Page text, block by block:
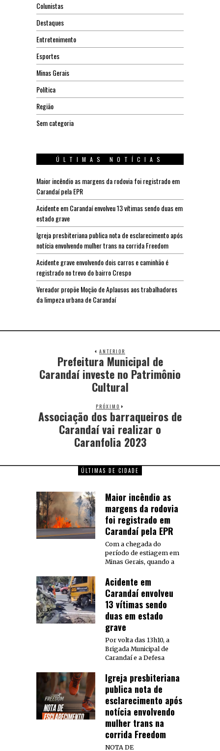
Colunistas
Destaques
Entretenimento
Esportes
Minas Gerais
Política
Região
Sem categoria
ÚLTIMAS NOTÍCIAS
Maior incêndio as margens da rodovia foi registrado em
Carandaí pela EPR
Acidente em Carandaí envolveu 13 vítimas sendo duas em
estado grave
Igreja presbiteriana publica nota de esclarecimento após
notícia envolvendo mulher trans na corrida Freedom
Acidente grave envolvendo dois carros e caminhão é
registrado no trevo do bairro Crespo
Vereador propõe Moção de Aplausos aos trabalhadores
da limpeza urbana de Carandaí
ANTERIOR
Prefeitura Municipal de
Carandaí investe no Patrimônio
Cultural
PRÓXIMO
Associação dos barraqueiros de
Carandaí vai realizar o
Caranfolia 2023
ÚLTIMAS DE CIDADE
Maior incêndio as
margens da rodovia
foi registrado em
Carandaí pela EPR
Com a chegada do
período de estiagem em
Minas Gerais, quando a
Acidente em
Carandaí envolveu
13 vítimas sendo
duas em estado
grave
Por volta das 13h10, a
Brigada Municipal de
Carandaí e a Defesa
Igreja presbiteriana
publica nota de
esclarecimento após
notícia envolvendo
mulher trans na
corrida Freedom
NOTA DE